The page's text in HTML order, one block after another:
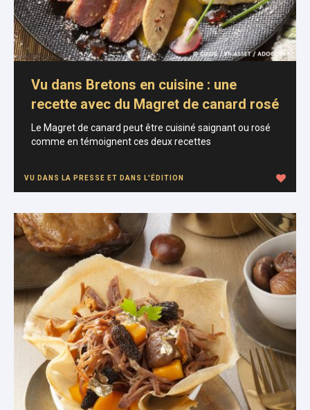
Vu dans Bretons en cuisine : une
recette avec du Magret de canard rosé
Le Magret de canard peut être cuisiné saignant ou rosé
comme en témoignent ces deux recettes
VU DANS LA PRESSE ET DANS L'ÉDITION